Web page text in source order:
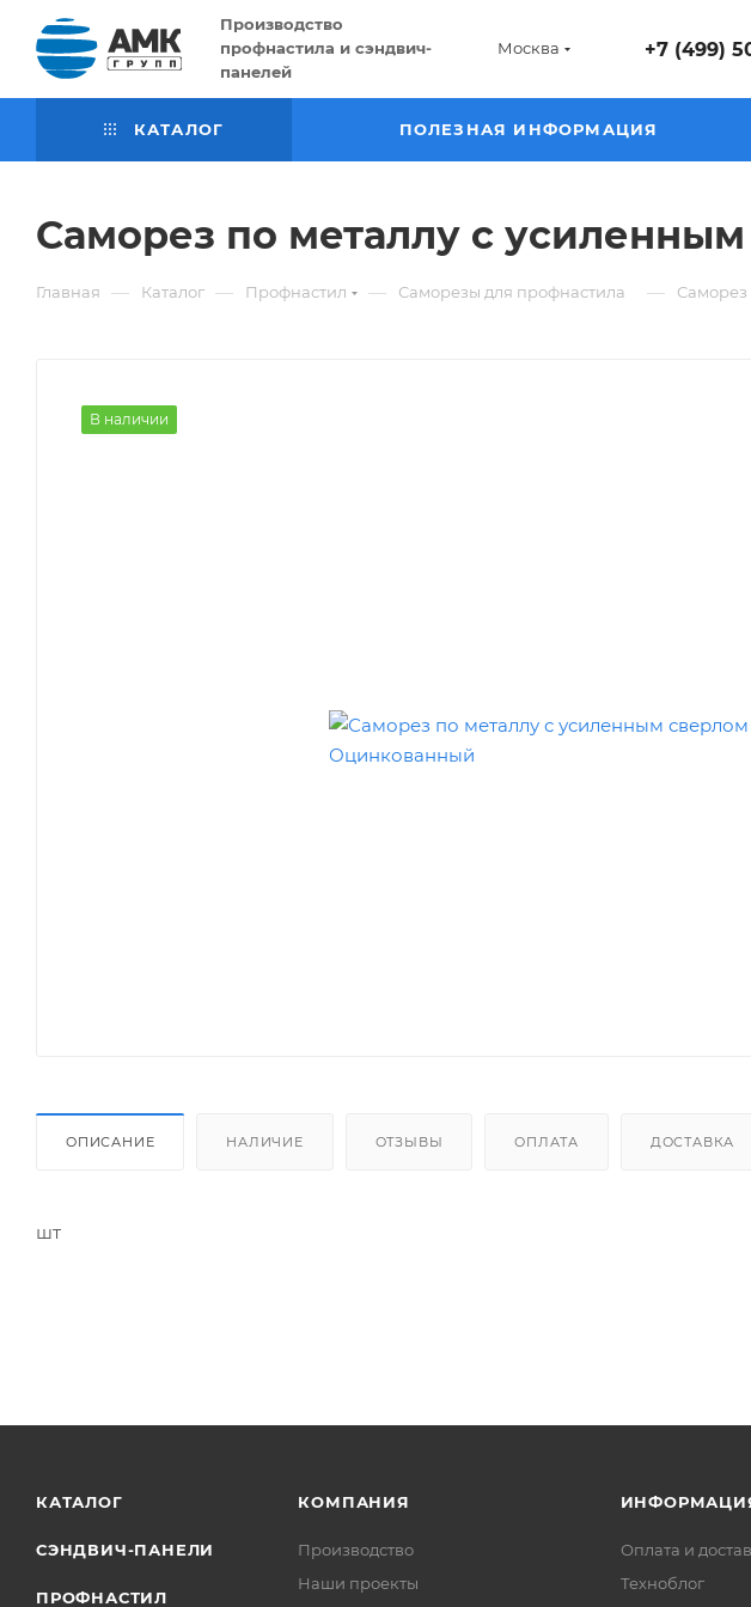
Производство
профнастила и сэндвич-
панелей
Москва +7 (499)
КАТАЛОГ ПОЛЕЗНАЯ ИНФОРМАЦИЯ
Саморез по металлу с
Главная — Каталог — Профнастил — Саморезы для профнастила — Саморез
В наличии
ОПИСАНИЕ НАЛИЧИЕ ОТЗЫВЫ ОПЛАТА ДОСТАВКА
шт
КАТАЛОГ
СЭНДВИЧ-ПАНЕЛИ
ПРОФНАСТИЛ
КОМПАНИЯ
Производство
Наши проекты
Оплата и
Техноблог